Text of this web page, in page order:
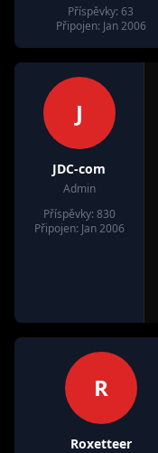
Příspěvky: 63
Připojen: Jan 2006
J
JDC-com
Admin
Příspěvky: 830
Připojen: Jan 2006
R
Roxetteer